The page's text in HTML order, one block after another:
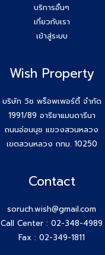
บริการอื่นๆ
เกี่ยวกับเรา
เข้าสู่ระบบ
Wish Property
บริษัท วิช พร็อพเพอร์ตี้ จำกัด
1991/89 อารียาแมนดารีนา
ถนนอ่อนนุช แขวงสวนหลวง
เขตสวนหลวง กทม. 10250
Contact
soruch.wish@gmail.com
Call Center : 02-348-4989
Fax : 02-349-1811